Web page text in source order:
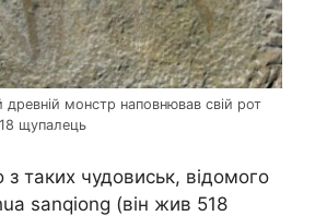
монстр наповнював свій рот
щупалець
таких чудовиськ, відомого
sanqiong (він жив 518